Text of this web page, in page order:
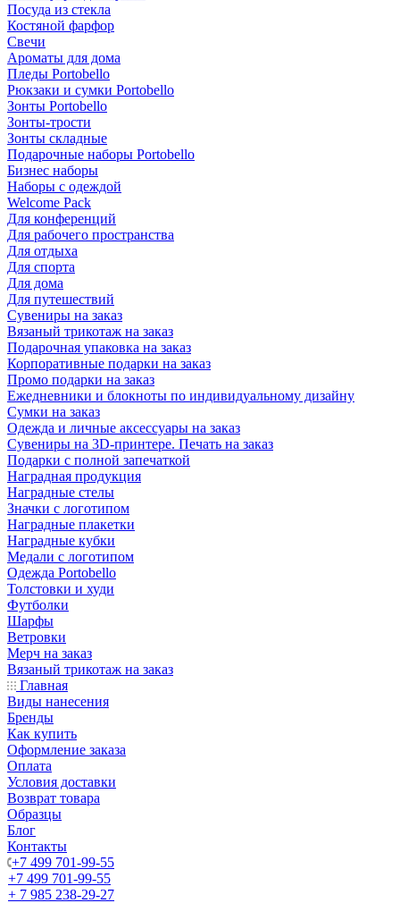
Посуда из стекла
Костяной фарфор
Свечи
Ароматы для дома
Пледы Portobello
Рюкзаки и сумки Portobello
Зонты Portobello
Зонты-трости
Зонты складные
Подарочные наборы Portobello
Бизнес наборы
Наборы с одеждой
Welcome Pack
Для конференций
Для рабочего пространства
Для отдыха
Для спорта
Для дома
Для путешествий
Сувениры на заказ
Вязаный трикотаж на заказ
Подарочная упаковка на заказ
Корпоративные подарки на заказ
Промо подарки на заказ
Ежедневники и блокноты по индивидуальному дизайну
Сумки на заказ
Одежда и личные аксессуары на заказ
Сувениры на 3D-принтере. Печать на заказ
Подарки с полной запечаткой
Наградная продукция
Наградные стелы
Значки с логотипом
Наградные плакетки
Наградные кубки
Медали с логотипом
Одежда Portobello
Толстовки и худи
Футболки
Шарфы
Ветровки
Мерч на заказ
Вязаный трикотаж на заказ
Главная
Виды нанесения
Бренды
Как купить
Оформление заказа
Оплата
Условия доставки
Возврат товара
Образцы
Блог
Контакты
+7 499 701-99-55
+7 499 701-99-55
+ 7 985 238-29-27